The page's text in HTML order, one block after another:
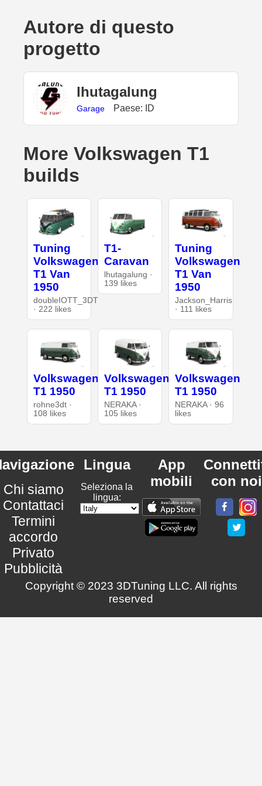
Autore di questo
progetto
lhutagalung
Garage Paese: ID
More Volkswagen T1
builds
Tuning
Volkswagen
T1 Van
1950
doubleIOTT_3DT
· 222 likes
T1-
Caravan
lhutagalung ·
139 likes
Tuning
Volkswagen
T1 Van
1950
Jackson_Harris
· 111 likes
Volkswagen
T1 1950
rohne3dt ·
108 likes
Volkswagen
T1 1950
NERAKA ·
105 likes
Volkswagen
T1 1950
NERAKA · 96
likes
Chi siamo
Contattaci
Termini
accordo
Privato
Pubblicità
Lingua
Seleziona la
lingua:
App
mobili
con noi
Copyright © 2023 3DTuning LLC. All rights
reserved